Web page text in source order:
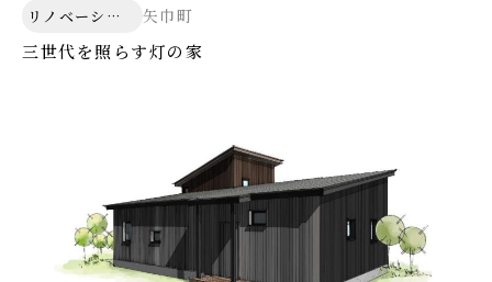
リノベーショ
矢巾町
三世代を照らす灯の家